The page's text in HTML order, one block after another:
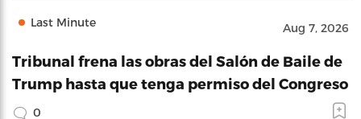
Last Minute Aug 7, 2026
Tribunal frena las obras del Salón de Baile de
Trump hasta que tenga permiso del Congreso
0